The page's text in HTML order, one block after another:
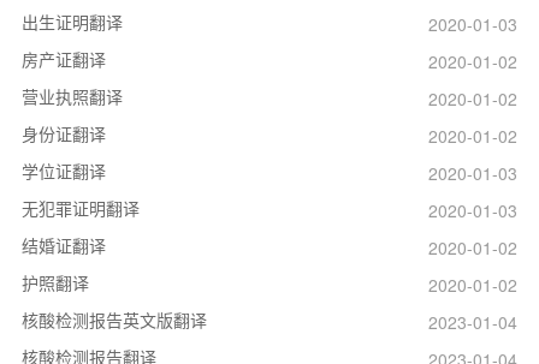
出生证明翻译
2020-01-03
房产证翻译
2020-01-02
营业执照翻译
2020-01-02
身份证翻译
2020-01-02
学位证翻译
2020-01-03
无犯罪证明翻译
2020-01-03
结婚证翻译
2020-01-02
护照翻译
2020-01-02
核酸检测报告英文版翻译
2023-01-04
核酸检测报告翻译
2023-01-04